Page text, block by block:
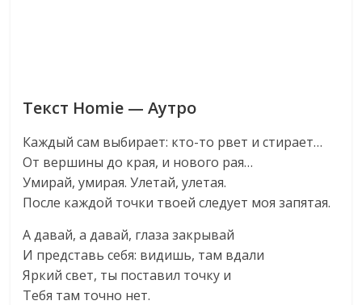
Текст Homie — Аутро
Каждый сам выбирает: кто-то рвет и стирает…
От вершины до края, и нового рая…
Умирай, умирая. Улетай, улетая.
После каждой точки твоей следует моя запятая.
А давай, а давай, глаза закрывай
И представь себя: видишь, там вдали
Яркий свет, ты поставил точку и
Тебя там точно нет.